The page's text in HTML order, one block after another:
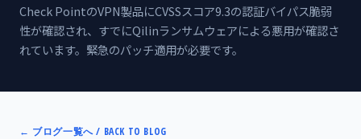
Check PointのVPN製品にCVSSスコア9.3の認証バイパス脆弱
性が確認され、すでにQilinランサムウェアによる悪用が確認さ
れています。緊急のパッチ適用が必要です。
← ブログ一覧へ / BACK TO BLOG